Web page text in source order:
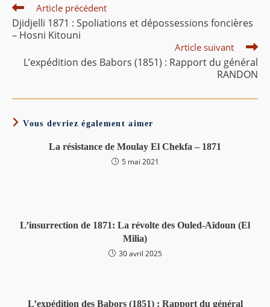
Read
more
articles
Article précédent
Djidjelli 1871 : Spoliations et dépossessions foncières
– Hosni Kitouni
Article suivant
L’expédition des Babors (1851) : Rapport du général
RANDON
Vous devriez également aimer
La résistance de Moulay El Chekfa – 1871
5 mai 2021
L’insurrection de 1871: La révolte des Ouled-Aïdoun (El
Milia)
30 avril 2025
L’expédition des Babors (1851) : Rapport du général